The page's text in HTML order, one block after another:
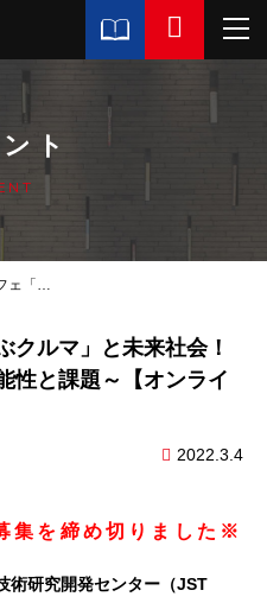
ト
サイエンスカフェ「空飛ぶクルマ」と未来社会！～福岡・九州における可能性と課題～【オンライン開催】
クルマ」と未来社会！
性と課題～【オンライ
2022.3.4
集を締め切りました※
術研究開発センター（JST